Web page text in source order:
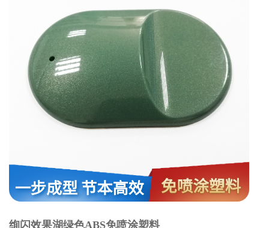
绚闪效果湖绿色ABS免喷涂塑料